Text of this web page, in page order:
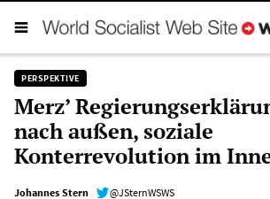
PERSPEKTIVE
Merz’
nach außen, soziale
Konterrevolution im
Johannes Stern
@JSternWSWS